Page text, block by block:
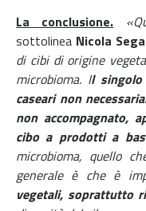
La conclusione.
sottolinea Nicola
di cibi di origine
microbioma. Il
caseari non
non accompagnato,
cibo a prodotti a
microbioma, quello
generale è che è
vegetali, soprattutto